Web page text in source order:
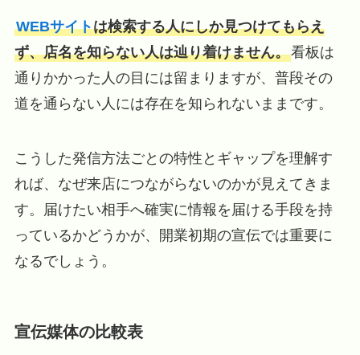
WEBサイトは検索する人にしか見つけてもらえ
ず、店名を知らない人は辿り着けません。看板は
通りかかった人の目には留まりますが、普段その
道を通らない人には存在を知られないままです。
こうした発信方法ごとの特性とギャップを理解す
れば、なぜ来店につながらないのかが見えてきま
す。届けたい相手へ確実に情報を届ける手段を持
っているかどうかが、開業初期の宣伝では重要に
なるでしょう。
宣伝媒体の比較表